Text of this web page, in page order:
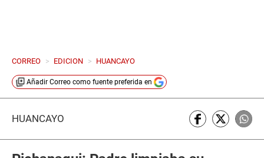
CORREO > EDICION > HUANCAYO
Añadir Correo como fuente preferida en
HUANCAYO